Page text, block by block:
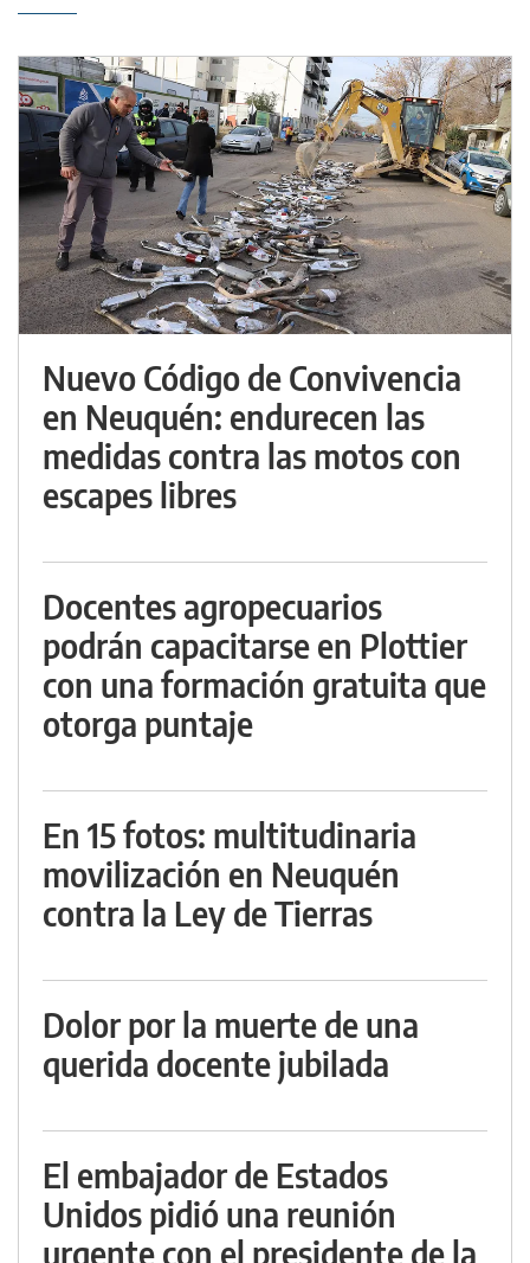
Nuevo Código de Convivencia
en Neuquén: endurecen las
medidas contra las motos con
escapes libres
Docentes agropecuarios
podrán capacitarse en Plottier
con una formación gratuita que
otorga puntaje
En 15 fotos: multitudinaria
movilización en Neuquén
contra la Ley de Tierras
Dolor por la muerte de una
querida docente jubilada
El embajador de Estados
Unidos pidió una reunión
urgente con el presidente de la